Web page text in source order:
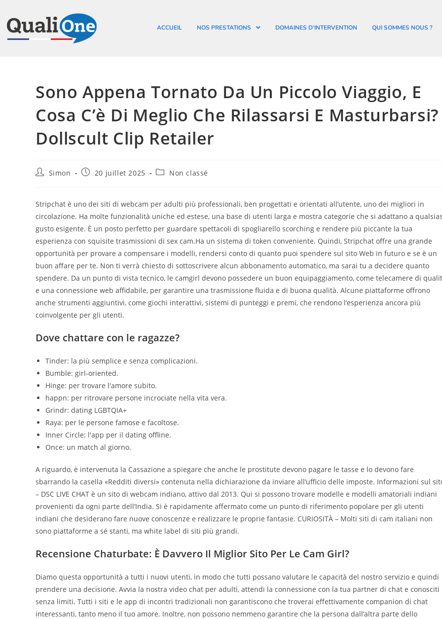
ACCUEIL NOS PRESTATIONS DOMAINES D’INTERVENTION QUI SOMMES NOUS ?
Sono Appena Tornato Da Un Piccolo Viaggio, E
Cosa C’è Di Meglio Che Rilassarsi E Masturbarsi?
Dollscult Clip Retailer
Simon 20 juillet 2025 Non classé
Stripchat è uno dei siti di webcam per adulti più professionali, ben progettati e orientati all’utente, uno dei migliori in
circolazione. Ha molte funzionalità uniche ed estese, una base di utenti larga e mostra categorie che si adattano a
gusto esigente. È un posto perfetto per guardare spettacoli di spogliarello scorching e rendere più piccante la tua
esperienza con squisite trasmissioni di sex cam.Ha un sistema di token conveniente. Quindi, Stripchat offre una grande
opportunità per provare a compensare i modelli, rendersi conto di quanto puoi spendere sul sito Web in futuro e se è un
buon affare per te. Non ti verrà chiesto di sottoscrivere alcun abbonamento automatico, ma sarai tu a decidere quanto
spendere. Da un punto di vista tecnico, le camgirl devono possedere un buon equipaggiamento, come telecamere di
e una connessione web affidabile, per garantire una trasmissione fluida e di buona qualità. Alcune piattaforme offrono
anche strumenti aggiuntivi, come giochi interattivi, sistemi di punteggi e premi, che rendono l’esperienza ancora più
coinvolgente per gli utenti.
Dove chattare con le ragazze?
Tinder: la più semplice e senza complicazioni.
Bumble: girl-oriented.
Hinge: per trovare l'amore subito.
happn: per ritrovare persone incrociate nella vita vera.
Grindr: dating LGBTQIA+
Raya: per le persone famose e facoltose.
Inner Circle: l'app per il dating offline.
Once: un match al giorno.
A riguardo, è intervenuta la Cassazione a spiegare che anche le prostitute devono pagare le tasse e lo devono fare
sbarrando la casella «Redditi diversi» contenuta nella dichiarazione da inviare all’ufficio delle imposte. Informazioni sul
– DSC LIVE CHAT è un sito di webcam indiano, attivo dal 2013. Qui si possono trovare modelle e modelli amatoriali indiani
provenienti da ogni parte dell’India. Si è rapidamente affermato come un punto di riferimento popolare per gli utenti
indiani che desiderano fare nuove conoscenze e realizzare le proprie fantasie. CURIOSITÀ – Molti siti di cam italiani non
sono piattaforme a sé stanti, ma white label di siti più grandi.
Recensione Chaturbate: È Davvero Il Miglior Sito Per Le Cam Girl?
Diamo questa opportunità a tutti i nuovi utenti, in modo che tutti possano valutare le capacità del nostro servizio e quindi
prendere una decisione. Avvia la nostra video chat per adulti, attendi la connessione con la tua partner di chat e conosciti
senza limiti. Tutti i siti e le app di incontri tradizionali non garantiscono che troverai effettivamente companion di chat
interessanti, tanto meno il tuo amore. Inoltre, non possono nemmeno garantire che la persona dall’altra parte dello